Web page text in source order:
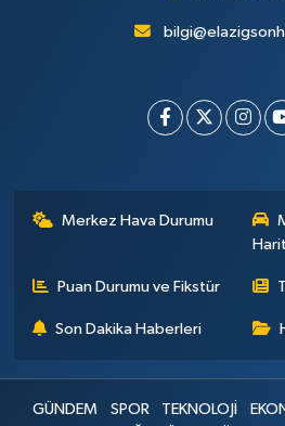
Merkez Hava Durumu
Puan Durumu ve Fikstür
Son Dakika Haberleri
GÜNDEM SPOR TEKNOLOJİ